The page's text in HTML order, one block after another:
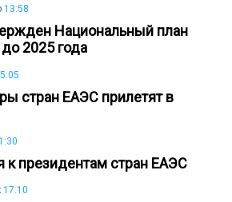
13:58
Национальный план
2025 года
стран ЕАЭС прилетят в
к президентам стран ЕАЭС
17:10